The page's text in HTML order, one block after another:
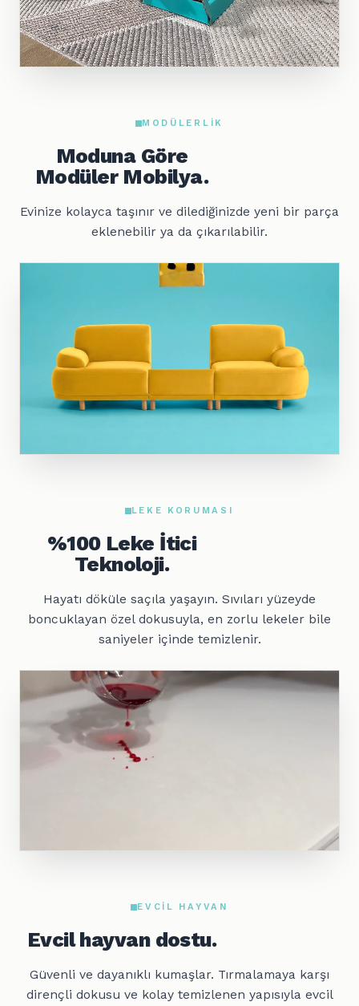
MODÜLERLIK
Moduna Göre
Modüler Mobilya.
Evinize kolayca taşınır ve dilediğinizde yeni bir parça
eklenebilir ya da çıkarılabilir.
LEKE KORUMASI
%100 Leke İtici
Teknoloji.
Hayatı döküle saçıla yaşayın. Sıvıları yüzeyde
boncuklayan özel dokusuyla, en zorlu lekeler bile
saniyeler içinde temizlenir.
EVCIL HAYVAN
Evcil hayvan dostu.
Güvenli ve dayanıklı kumaşlar. Tırmalamaya karşı
dirençli dokusu ve kolay temizlenen yapısıyla evcil